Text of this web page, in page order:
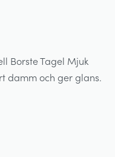
Borste Tagel Mjuk
damm och ger glans.